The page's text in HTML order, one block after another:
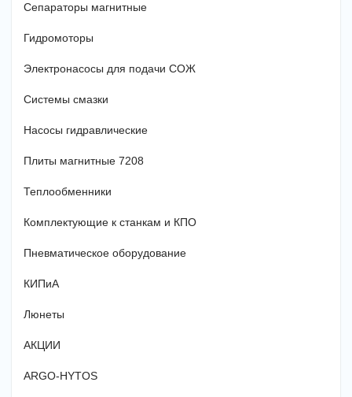
Сепараторы магнитные
Гидромоторы
Электронасосы для подачи СОЖ
Системы смазки
Насосы гидравлические
Плиты магнитные 7208
Теплообменники
Комплектующие к станкам и КПО
Пневматическое оборудование
КИПиА
Люнеты
АКЦИИ
ARGO-HYTOS